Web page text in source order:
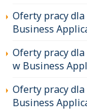
Oferty pracy
Business
Oferty pracy
w Business
Oferty pracy
Business